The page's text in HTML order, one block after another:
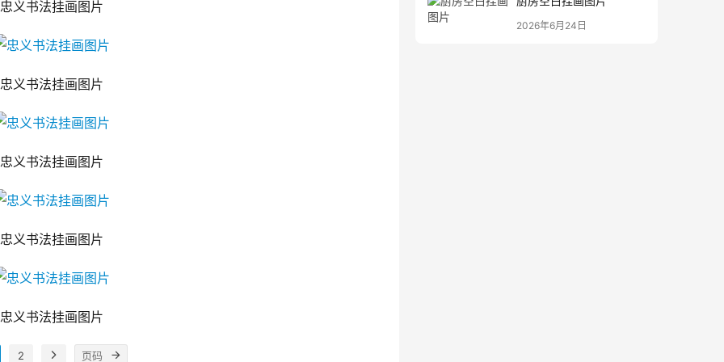
忠义书法挂画图片
忠义书法挂画图片
忠义书法挂画图片
忠义书法挂画图片
忠义书法挂画图片
2
2026年6月24日